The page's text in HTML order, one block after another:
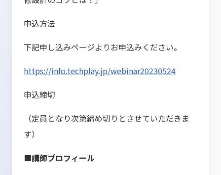
申込方法
下記申し込みページよりお申込みください。
https://info.techplay.jp/webinar20230524
申込締切
（定員となり次第締め切りとさせていただきま
す）
■講師プロフィール